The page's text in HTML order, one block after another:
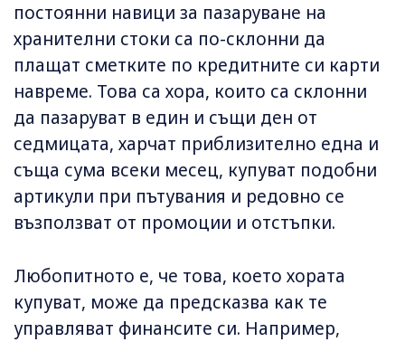
постоянни навици за пазаруване на
хранителни стоки са по-склонни да
плащат сметките по кредитните си карти
навреме. Това са хора, които са склонни
да пазаруват в един и същи ден от
седмицата, харчат приблизително една и
съща сума всеки месец, купуват подобни
артикули при пътувания и редовно се
възползват от промоции и отстъпки.
Любопитното е, че това, което хората
купуват, може да предсказва как те
управляват финансите си. Например,